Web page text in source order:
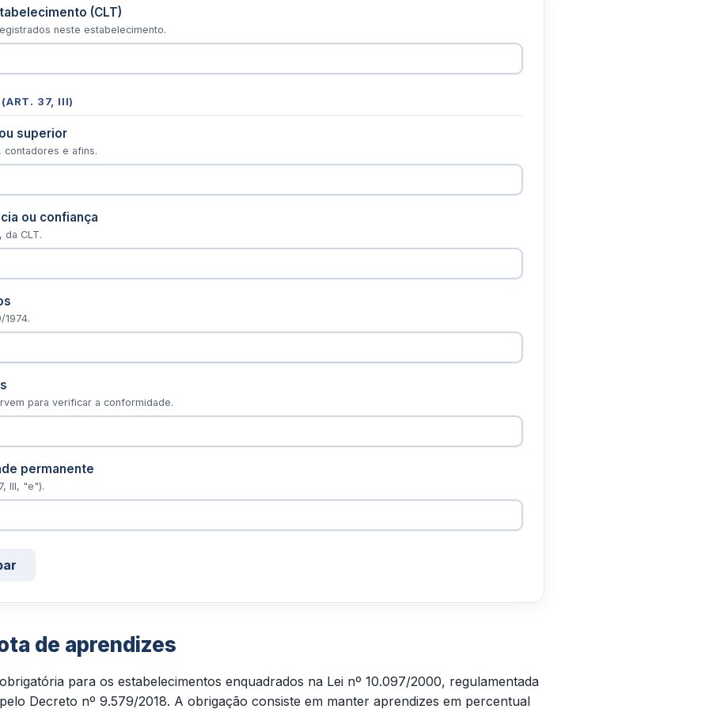
(CLT)
neste estabelecimento.
(ART. 37, III)
superior
contadores e afins.
ou confiança
da CLT.
1974.
para verificar a conformidade.
permanente
III, "e").
de aprendizes
para os estabelecimentos enquadrados na Lei nº 10.097/2000, regulamentada
Decreto nº 9.579/2018. A obrigação consiste em manter aprendizes em percentual